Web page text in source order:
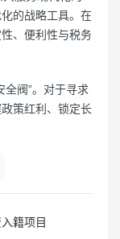
的战略工具。在
、便利性与税务
全阀”。对于寻求
策红利、锁定长
籍项目